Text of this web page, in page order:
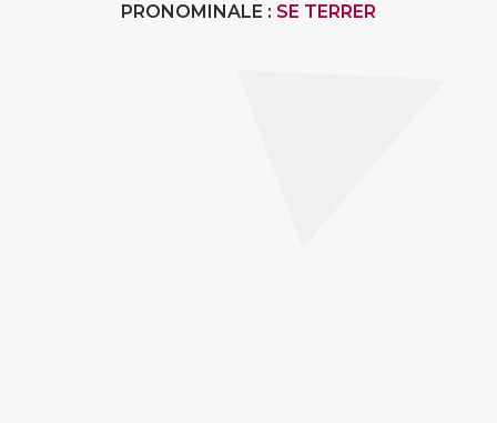
PRONOMINALE : SE TERRER